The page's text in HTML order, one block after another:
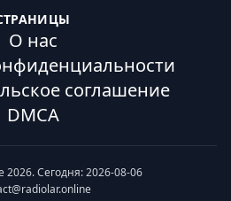
О нас
соглашение
DMCA
2026. Сегодня: 2026-08-06